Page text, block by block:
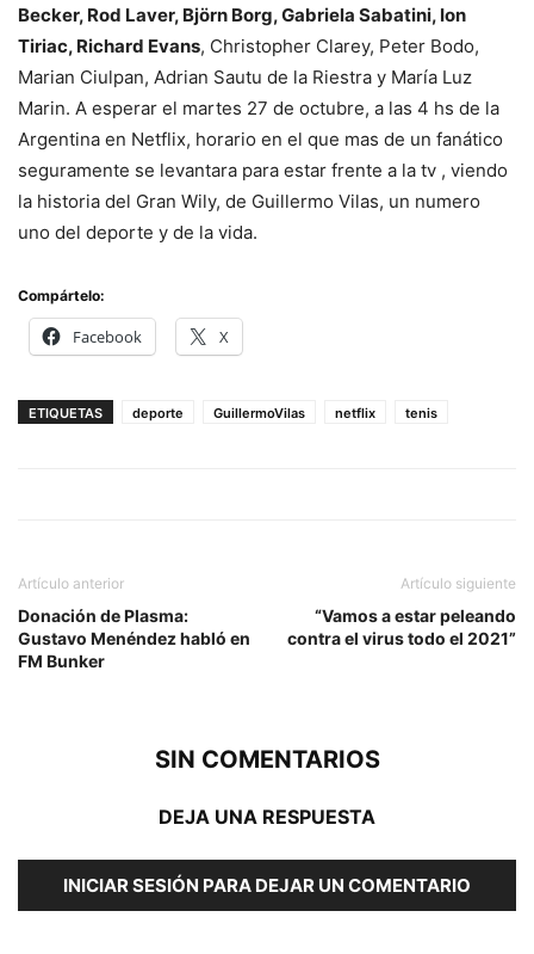
Becker, Rod Laver, Björn Borg, Gabriela Sabatini, Ion
Tiriac, Richard Evans, Christopher Clarey, Peter Bodo,
Marian Ciulpan, Adrian Sautu de la Riestra y María Luz
Marin. A esperar el martes 27 de octubre, a las 4 hs de la
Argentina en Netflix, horario en el que mas de un fanático
seguramente se levantara para estar frente a la tv , viendo
la historia del Gran Wily, de Guillermo Vilas, un numero
uno del deporte y de la vida.
Compártelo:
Facebook X
ETIQUETAS deporte GuillermoVilas netflix tenis
Artículo anterior
Donación de Plasma:
Gustavo Menéndez habló en
FM Bunker
Artículo siguiente
“Vamos a estar peleando
contra el virus todo el 2021”
SIN COMENTARIOS
DEJA UNA RESPUESTA
INICIAR SESIÓN PARA DEJAR UN COMENTARIO